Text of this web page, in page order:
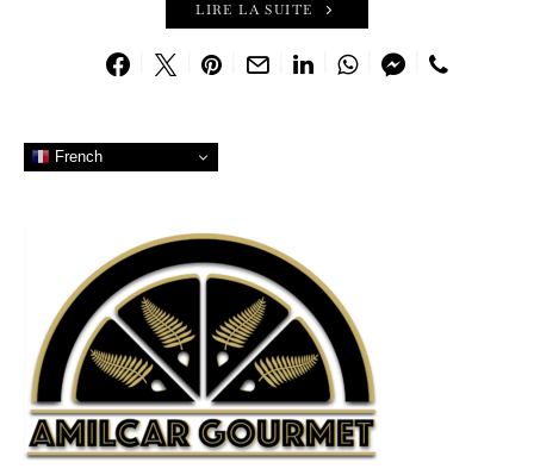
LIRE LA SUITE
French